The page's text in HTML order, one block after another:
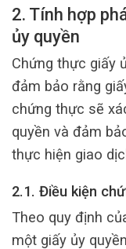
2. Tính hợp
ủy quyền
Chứng thực giấy
đảm bảo rằng
chứng thực sẽ
quyền và đảm
thực hiện giao
2.1. Điều kiện
Theo quy định
một giấy ủy